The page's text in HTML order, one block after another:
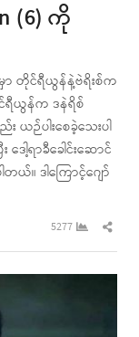
(6) ကို
ာ တိုင်ရီယွန်နဲ့ဗဲရိးစ်က
ရီယွန်က ဒနဲရိစ်
ဉ်ပါးစေခဲ့သေးပါ
ါ့ရာခီခေါင်းဆောင်
။ ဒါကြောင့်ဂျော်
5277